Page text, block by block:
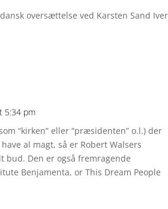
oversættelse ved Karsten Sand
5:34 pm
“kirken” eller “præsidenten” o.l.) der
al magt, så er Robert Walsers
bud. Den er også fremragende
Benjamenta, or This Dream People